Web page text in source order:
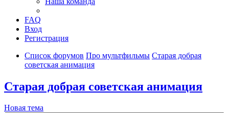
FAQ
Вход
Регистрация
Список форумов Про мультфильмы Старая добрая
советская анимация
Старая добрая советская анимация
Новая тема